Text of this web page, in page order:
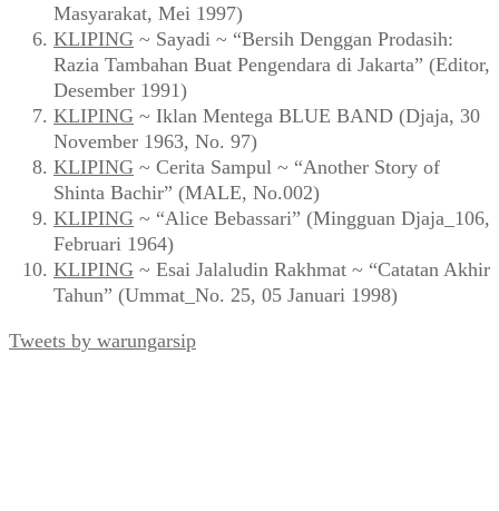
Masyarakat, Mei 1997)
KLIPING ~ Sayadi ~ “Bersih Denggan Prodasih:
Razia Tambahan Buat Pengendara di Jakarta” (Editor,
Desember 1991)
KLIPING ~ Iklan Mentega BLUE BAND (Djaja, 30
November 1963, No. 97)
KLIPING ~ Cerita Sampul ~ “Another Story of
Shinta Bachir” (MALE, No.002)
KLIPING ~ “Alice Bebassari” (Mingguan Djaja_106,
Februari 1964)
KLIPING ~ Esai Jalaludin Rakhmat ~ “Catatan Akhir
Tahun” (Ummat_No. 25, 05 Januari 1998)
Tweets by warungarsip